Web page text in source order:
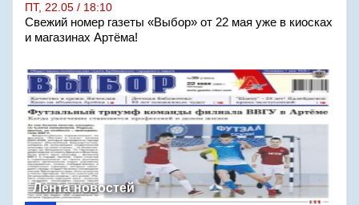
ПТ, 22.05 / 18:10
Свежий номер газеты «Выбор» от 22 мая уже в киосках
и магазинах Артёма!
Лента новостей